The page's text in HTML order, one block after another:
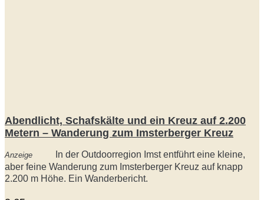
Abendlicht, Schafskälte und ein Kreuz auf 2.200
Metern – Wanderung zum Imsterberger Kreuz
Anzeige
In der Outdoorregion Imst entführt eine kleine,
aber feine Wanderung zum Imsterberger Kreuz auf knapp
2.200 m Höhe. Ein Wanderbericht.